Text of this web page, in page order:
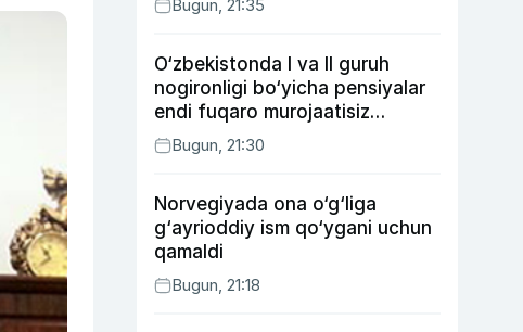
Bugun, 21:35
O‘zbekistonda I va II guruh
nogironligi bo‘yicha pensiyalar
endi fuqaro murojaatisiz
tayinlanishi mumkin
Bugun, 21:30
Norvegiyada ona o‘g‘liga
g‘ayrioddiy ism qo‘ygani uchun
qamaldi
Bugun, 21:18